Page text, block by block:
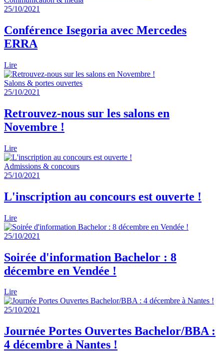
25/10/2021
Conférence Isegoria avec Mercedes
ERRA
Lire
Salons & portes ouvertes
25/10/2021
Retrouvez-nous sur les salons en
Novembre !
Lire
Admissions & concours
25/10/2021
L'inscription au concours est ouverte !
Lire
25/10/2021
Soirée d'information Bachelor : 8
décembre en Vendée !
Lire
25/10/2021
Journée Portes Ouvertes Bachelor/BBA :
4 décembre à Nantes !